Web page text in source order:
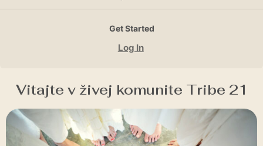
Get Started
Log In
Vitajte v živej komunite Tribe 21